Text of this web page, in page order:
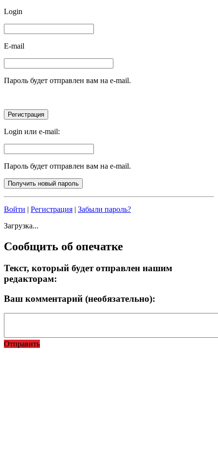
Login
E-mail
Пароль будет отправлен вам на e-mail.
Login или e-mail:
Пароль будет отправлен вам на e-mail.
Войти | Регистрация | Забыли пароль?
Загрузка...
Сообщить об опечатке
Текст, который будет отправлен нашим
редакторам:
Ваш комментарий (необязательно):
Отправить